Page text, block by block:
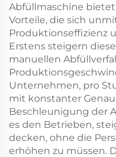
Abfüllmaschine
Vorteile, die sich
Produktionseffizienz
Erstens steigern
manuellen
Unternehmen, pro
mit konstanter
Beschleunigung der
es den Betrieben,
decken, ohne die
erhöhen zu müssen.